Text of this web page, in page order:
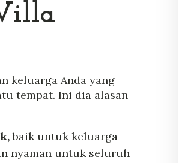
keluarga Anda yang
tempat. Ini dia alasan
baik untuk keluarga
nyaman untuk seluruh